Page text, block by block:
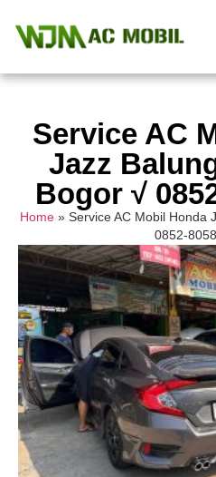
Service AC
Jazz
Bogor √
Home » Service AC Mobil Honda
0852-